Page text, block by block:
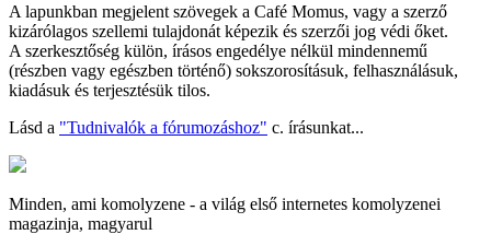
A lapunkban megjelent szövegek a Café Momus, vagy a szerző
kizárólagos szellemi tulajdonát képezik és szerzői jog védi őket.
A szerkesztőség külön, írásos engedélye nélkül mindennemű
(részben vagy egészben történő) sokszorosításuk, felhasználásuk,
kiadásuk és terjesztésük tilos.
Lásd a "Tudnivalók a fórumozáshoz" c. írásunkat...
Minden, ami komolyzene - a világ első internetes komolyzenei
magazinja, magyarul